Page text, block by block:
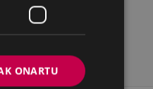
ONARTU